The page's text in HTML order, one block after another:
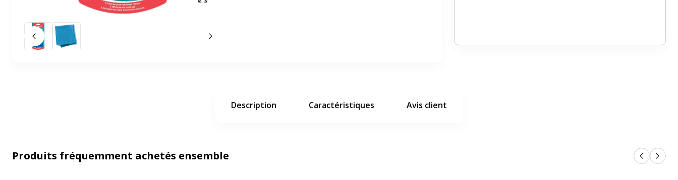
Afficher en plein écran
Slide précédent Slide suivant
Description Caractéristiques Avis client
Produits fréquemment achetés ensemble Produits